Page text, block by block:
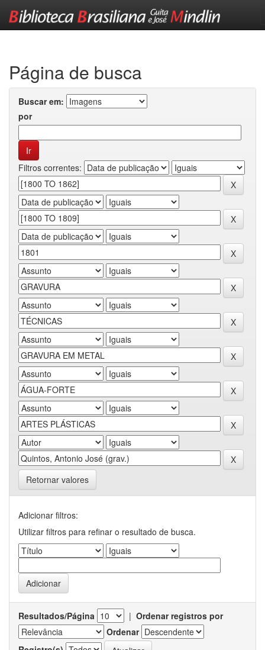
Página de busca
Buscar em:
por
Filtros correntes:
Retornar valores
Adicionar filtros:
Utilizar filtros para refinar o resultado de busca.
Resultados/Página | Ordenar registros por
Ordenar